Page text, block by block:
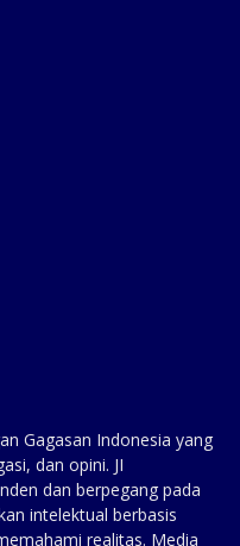
Gagasan Indonesia yang
dan opini. JI
dan berpegang pada
intelektual berbasis
realitas. Media